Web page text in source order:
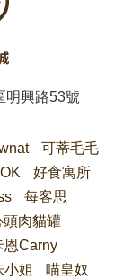
明興路53號
可蒂毛毛
好食寓所
每客思
頭肉貓罐
恩Carny
小姐 喵皇奴